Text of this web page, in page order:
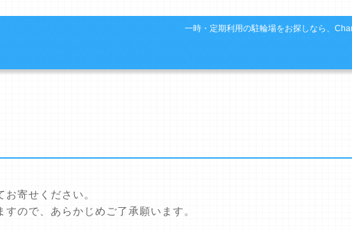
一時・定期利用の駐輪場をお探しなら、
寄せください。
ので、あらかじめご了承願います。